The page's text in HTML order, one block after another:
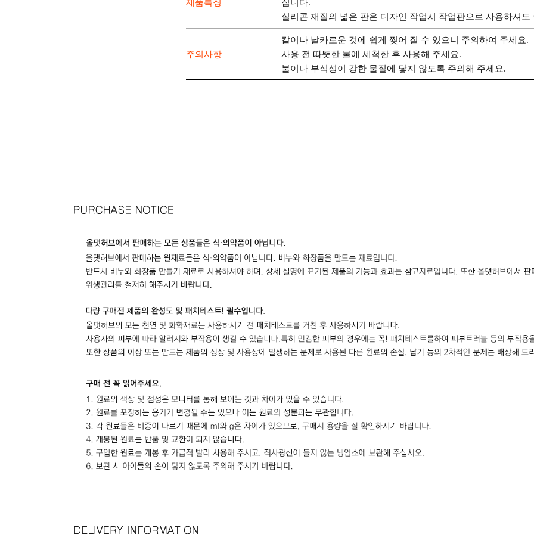
제품특징
집니다.
실리콘 재질의 넓은 판은 디자인 작업시 작업판으로 사용하셔도
주의사항
칼이나 날카로운 것에 쉽게 찢어 질 수 있으니 주의하여 주세요.
사용 전 따뜻한 물에 세척한 후 사용해 주세요.
불이나 부식성이 강한 물질에 닿지 않도록 주의해 주세요.